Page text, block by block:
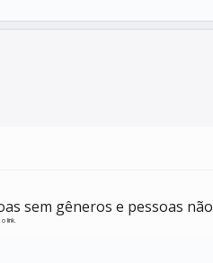
sem gêneros e pessoas
link.